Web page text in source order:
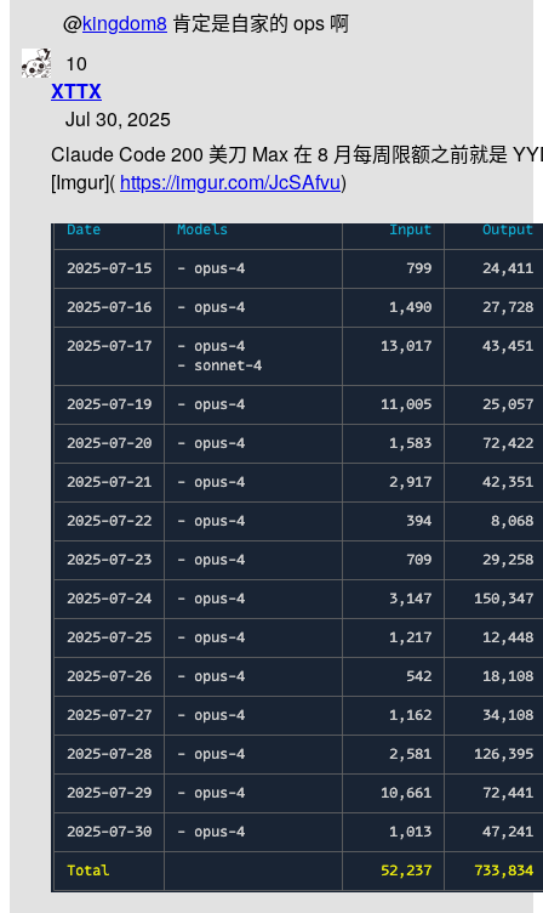
@kingdom8 肯定是自家的 ops 啊
10
XTTX
Jul 30, 2025
Claude Code 200 美刀 Max 在 8 月每周限额之前就是
[Imgur]( https://imgur.com/JcSAfvu)